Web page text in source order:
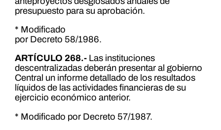
presupuesto para su aprobación.
* Modificado
por Decreto 58/1986.
ARTÍCULO 268.-Las instituciones
descentralizadas deberán presentar al gobierno
Central un informe detallado de los resultados
líquidos de las actividades financieras de su
ejercicio económico anterior.
* Modificado por Decreto 57/1987.